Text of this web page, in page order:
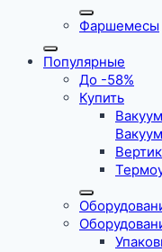
Фаршемесы
Популярные
До -58%
Купить